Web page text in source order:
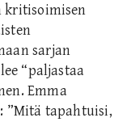
kritisoimisen
sarjan
“paljastaa
Emma
”Mitä tapahtuisi,